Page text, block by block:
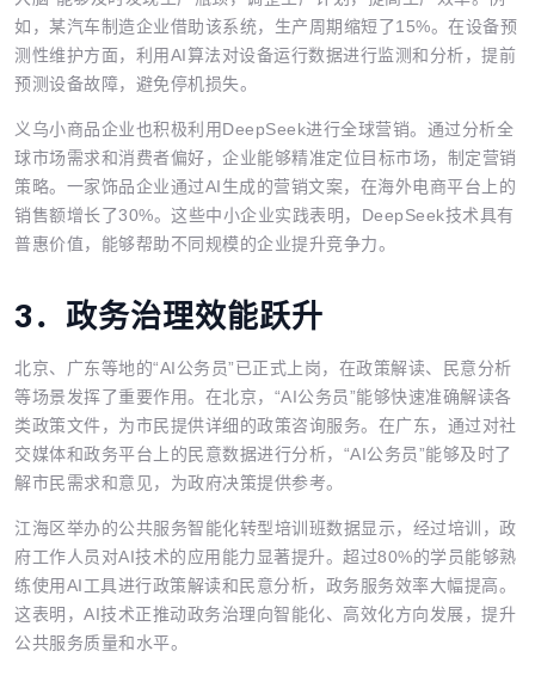
如，某汽车制造企业借助该系统，生产周期缩短了15%。在设备预
测性维护方面，利用AI算法对设备运行数据进行监测和分析，提前
预测设备故障，避免停机损失。
义乌小商品企业也积极利用DeepSeek进行全球营销。通过分析全
球市场需求和消费者偏好，企业能够精准定位目标市场，制定营销
策略。一家饰品企业通过AI生成的营销文案，在海外电商平台上的
销售额增长了30%。这些中小企业实践表明，DeepSeek技术具有
普惠价值，能够帮助不同规模的企业提升竞争力。
3． 政务治理效能跃升
北京、广东等地的“AI公务员”已正式上岗，在政策解读、民意分析
等场景发挥了重要作用。在北京，“AI公务员”能够快速准确解读各
类政策文件，为市民提供详细的政策咨询服务。在广东，通过对社
交媒体和政务平台上的民意数据进行分析，“AI公务员”能够及时了
解市民需求和意见，为政府决策提供参考。
江海区举办的公共服务智能化转型培训班数据显示，经过培训，政
府工作人员对AI技术的应用能力显著提升。超过80%的学员能够熟
练使用AI工具进行政策解读和民意分析，政务服务效率大幅提高。
这表明，AI技术正推动政务治理向智能化、高效化方向发展，提升
公共服务质量和水平。